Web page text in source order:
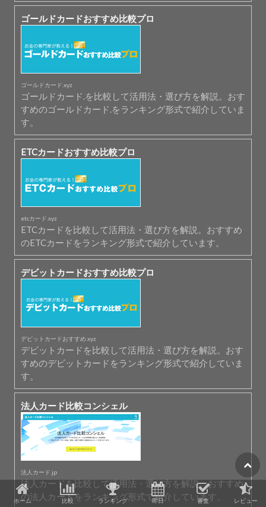
ゴールドカードおすすめ比較プロ
ゴールドカード.xyz
ゴールドカード.を比較して活用法・選び方を解説。おす
すめのゴールドカード.をランキング形式で紹介していま
す。
ETCカードおすすめ比較プロ
etcカード.xyz
ETCカードを比較して活用法・選び方を解説。おすすめ
のETCカードをランキング形式で紹介しています。
デビットカードおすすめ比較プロ
デビットカードおすすめ.xyz
デビットカードを比較して活用法・選び方を解説。おす
すめのデビットカードをランキング形式で紹介していま
す。
法人カード比較コンシェル
法人カード.jp
法人カードを比較して活用法・選び方を解説。おすすめ
の法人カードをランキング形式で紹介しています。
ホーム 比較 ランキング 即日 審査 レビュー